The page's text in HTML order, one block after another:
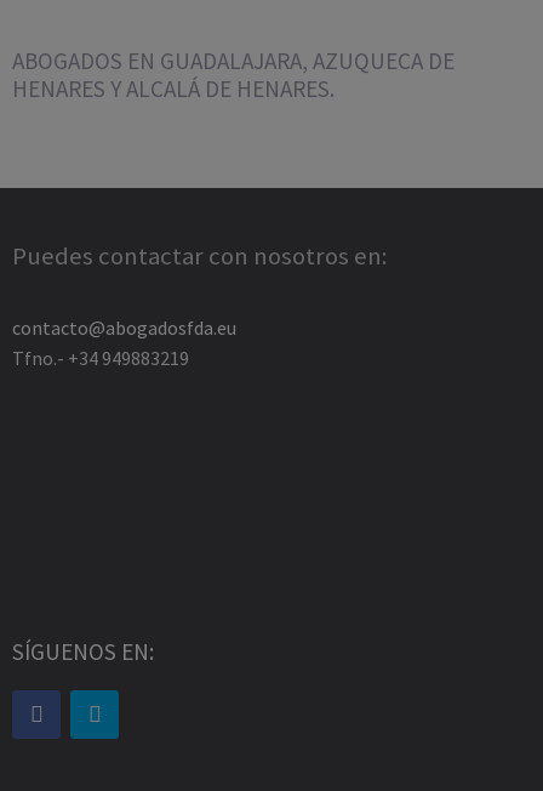
ABOGADOS EN GUADALAJARA, AZUQUECA DE
HENARES Y ALCALÁ DE HENARES.
Puedes contactar con nosotros en:
contacto@abogadosfda.eu
Tfno.- +34 949883219
SÍGUENOS EN: